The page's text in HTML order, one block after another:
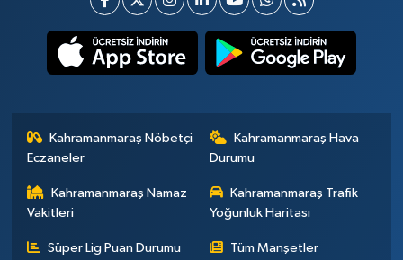
Kahramanmaraş Nöbetçi
Eczaneler
Kahramanmaraş Hava
Durumu
Kahramanmaraş Namaz
Vakitleri
Kahramanmaraş Trafik
Yoğunluk Haritası
Süper Lig Puan Durumu Tüm Manşetler